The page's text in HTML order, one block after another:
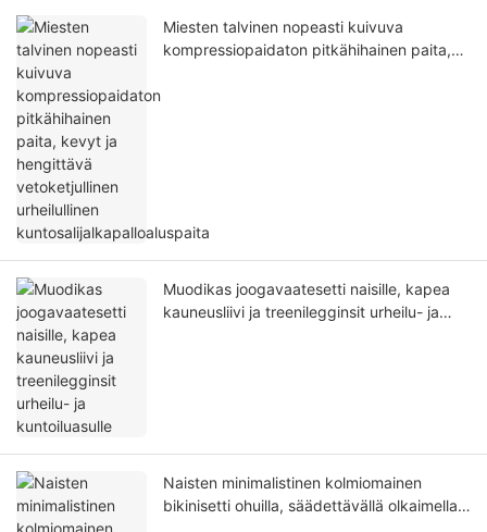
Miesten talvinen nopeasti kuivuva
kompressiopaidaton pitkähihainen paita,
Muodikas joogavaatesetti naisille, kapea
kauneusliivi ja treenilegginsit urheilu- ja
Naisten minimalistinen kolmiomainen
bikinisetti ohuilla, säädettävällä olkaimella